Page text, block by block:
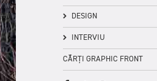
DESIGN
INTERVIU
CĂRȚI GRAPHIC FRONT